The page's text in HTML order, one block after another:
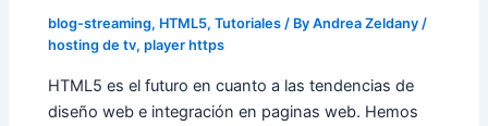
blog-streaming, HTML5,Tutoriales / ByAndrea Zeldany/
hosting de tv,player https
HTML5 es el futuro en cuanto a las tendencias de
diseño web e integración en paginas web. Hemos